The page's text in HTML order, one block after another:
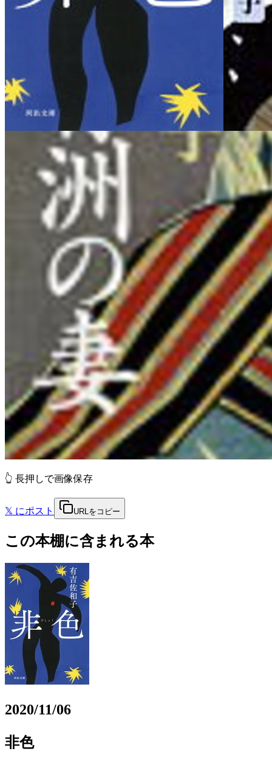
👆 長押しで画像保存
𝕏 にポスト URLをコピー
この本棚に含まれる本
2020/11/06
非色